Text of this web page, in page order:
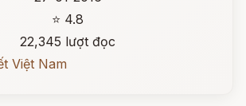
⭐ 4.8
22,345 lượt đọc
Việt Nam